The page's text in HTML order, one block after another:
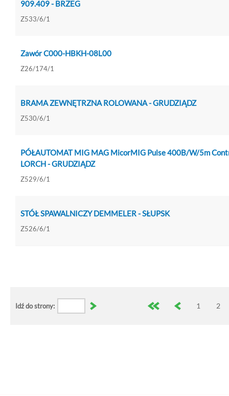
909.409 - BRZEG
Z533/6/1
Zawór C000-HBKH-08L00
Z26/174/1
BRAMA ZEWNĘTRZNA ROLOWANA - GRUDZIĄDZ
Z530/6/1
PÓŁAUTOMAT MIG MAG MicorMIG Pulse 400B/W/5m
LORCH - GRUDZIĄDZ
Z529/6/1
STÓŁ SPAWALNICZY DEMMELER - SŁUPSK
Z526/6/1
Idź do strony: 1 2